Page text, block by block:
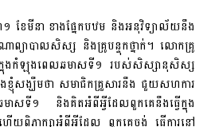
ែមីនា ខាងផ្នែកបឋម និងអនុវិទ្យាល័យនឹង
ណាព្យាបាលសិស្ស និងគ្រូបន្ទុកថ្នាក់។ លោកគ្រូ
ក្នុងកំឡុងពេលឆមាសទី១ របស់សិស្សានុសិស្ស
ខ្ញុំសង្ឃឹមថា សមាជិកគ្រួសារនឹង ជួយសហការ
មាសទី១ និងគិតអំពីអ្វីដែលពួកគេនឹងធ្វើក្នុង
ពិភាក្សាអំពីអ្វីដែល ពួកគេចង់ ធ្វើការនៅ